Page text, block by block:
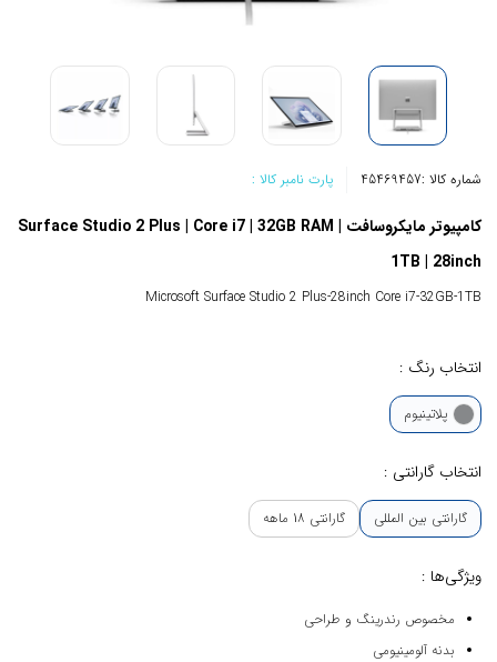
شماره کالا :45469457 پارت نامبر کالا :
کامپیوتر مایکروسافت Surface Studio 2 Plus | Core i7 | 32GB RAM |
1TB | 28inch
Microsoft Surface Studio 2 Plus-28inch Core i7-32GB-1TB
انتخاب رنگ :
پلاتینیوم
انتخاب گارانتی :
گارانتی بین المللی گارانتی 18 ماهه
ویژگی‌ها :
مخصوص رندرینگ و طراحی
بدنه آلومینیومی